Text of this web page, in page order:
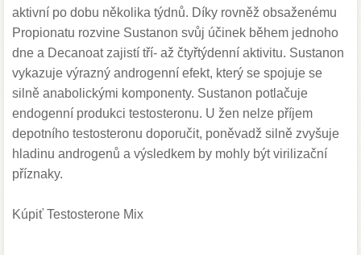
aktivní po dobu několika týdnů. Díky rovněž obsaženému
Propionatu rozvine Sustanon svůj účinek během jednoho
dne a Decanoat zajistí tří- až čtyřtýdenní aktivitu. Sustanon
vykazuje výrazný androgenní efekt, který se spojuje se
silně anabolickými komponenty. Sustanon potlačuje
endogenní produkci testosteronu. U žen nelze příjem
depotního testosteronu doporučit, poněvadž silně zvyšuje
hladinu androgenů a výsledkem by mohly být virilizační
příznaky.
Kúpiť Testosterone Mix